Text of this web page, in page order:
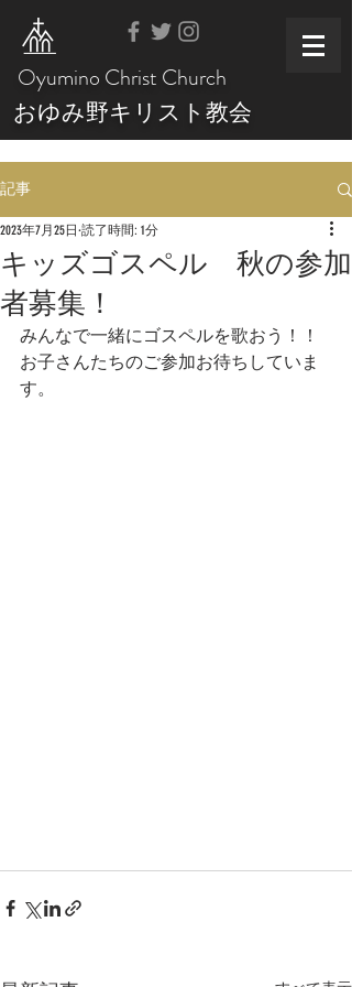
Oyumino Christ Church
おゆみ野キリスト教会
記事
キッズゴスペル 秋の参加
者募集！
2023年7月25日 読了時間: 1分
みんなで一緒にゴスペルを歌おう！！
お子さんたちのご参加お待ちしていま
す。